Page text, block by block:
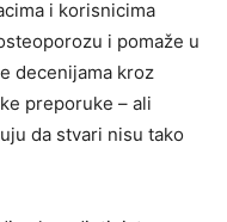
i korisnicima
i pomaže u
decenijama kroz
preporuke – ali
da stvari nisu tako